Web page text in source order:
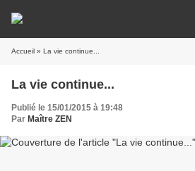
Accueil » La vie continue...
La vie continue...
Publié le 15/01/2015 à 19:48
Par Maître ZEN